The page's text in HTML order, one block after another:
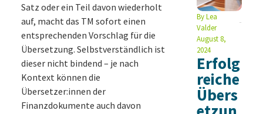
Satz oder ein Teil davon wiederholt
auf, macht das TM sofort einen
entsprechenden Vorschlag für die
Übersetzung. Selbstverständlich ist
dieser nicht bindend – je nach
Kontext können die
Übersetzer:innen der
Finanzdokumente auch davon
ByLea
Valder
August 8,
2024
Erfolg
reiche
Übers